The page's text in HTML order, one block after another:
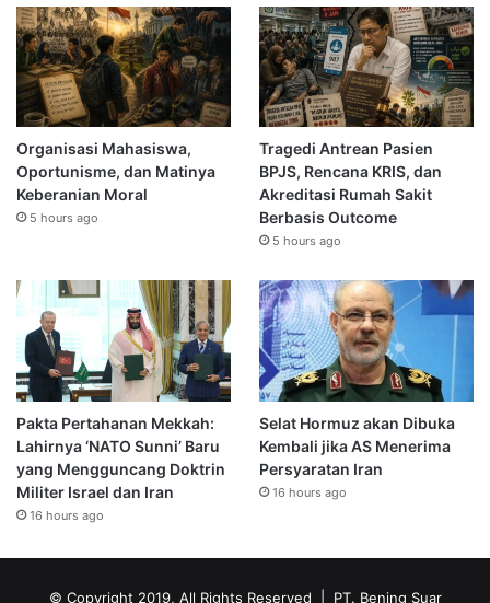
Organisasi Mahasiswa,
Oportunisme, dan Matinya
Keberanian Moral
5 hours ago
Tragedi Antrean Pasien
BPJS, Rencana KRIS, dan
Akreditasi Rumah Sakit
Berbasis Outcome
5 hours ago
Pakta Pertahanan Mekkah:
Lahirnya ‘NATO Sunni’ Baru
yang Mengguncang Doktrin
Militer Israel dan Iran
16 hours ago
Selat Hormuz akan Dibuka
Kembali jika AS Menerima
Persyaratan Iran
16 hours ago
© Copyright 2019, All Rights Reserved | PT. Bening Suar